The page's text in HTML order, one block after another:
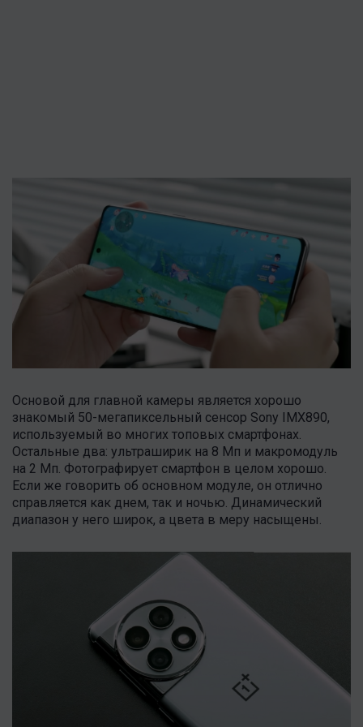
Основой для главной камеры является хорошо
знакомый 50-мегапиксельный сенсор Sony IMX890,
используемый во многих топовых смартфонах.
Остальные два: ультраширик на 8 Мп и макромодуль
на 2 Мп. Фотографирует смартфон в целом хорошо.
Если же говорить об основном модуле, он отлично
справляется как днем, так и ночью. Динамический
диапазон у него широк, а цвета в меру насыщены.